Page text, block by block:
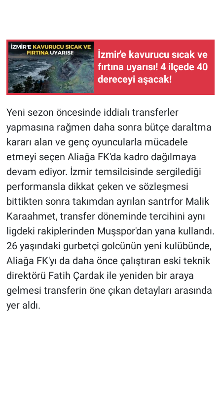
İzmir'e kavurucu sıcak ve
fırtına uyarısı! 4 ilçede 40
dereceyi aşacak!
Yeni sezon öncesinde iddialı transferler
yapmasına rağmen daha sonra bütçe daraltma
kararı alan ve genç oyuncularla mücadele
etmeyi seçen Aliağa FK'da kadro dağılmaya
devam ediyor. İzmir temsilcisinde sergilediği
performansla dikkat çeken ve sözleşmesi
bittikten sonra takımdan ayrılan santrfor Malik
Karaahmet, transfer döneminde tercihini aynı
ligdeki rakiplerinden Muşspor'dan yana kullandı.
26 yaşındaki gurbetçi golcünün yeni kulübünde,
Aliağa FK'yı da daha önce çalıştıran eski teknik
direktörü Fatih Çardak ile yeniden bir araya
gelmesi transferin öne çıkan detayları arasında
yer aldı.